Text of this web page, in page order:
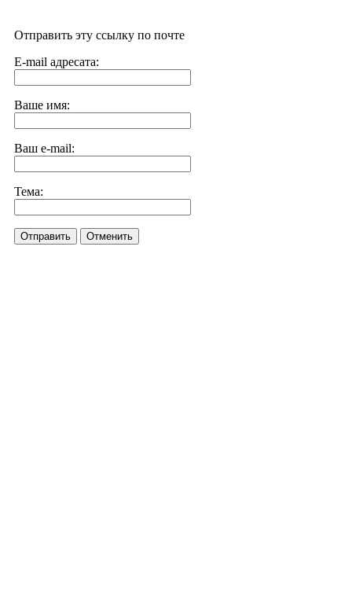
Отправить эту ссылку по почте
E-mail адресата:
Ваше имя:
Ваш e-mail:
Тема:
Отправить Отменить